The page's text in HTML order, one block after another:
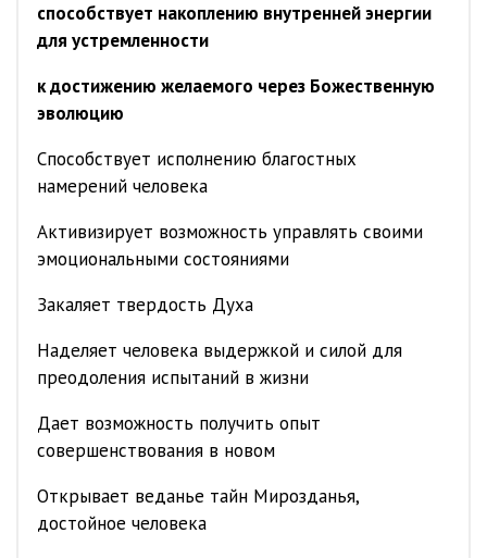
способствует накоплению внутренней энергии
для устремленности
к достижению желаемого через Божественную
эволюцию
Способствует исполнению благостных
намерений человека
Активизирует возможность управлять своими
эмоциональными состояниями
Закаляет твердость Духа
Наделяет человека выдержкой и силой для
преодоления испытаний в жизни
Дает возможность получить опыт
совершенствования в новом
Открывает веданье тайн Мирозданья,
достойное человека